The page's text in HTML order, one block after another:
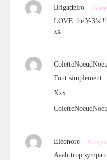
Brigadeiro 16
LOVE the Y-3’s!!!
xx
Tout simplement
Xxx
Eléonore 16
Aaah trop sympa